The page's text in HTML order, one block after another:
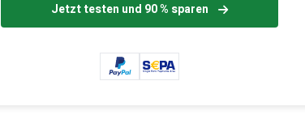
Jetzt testen und 90 % sparen